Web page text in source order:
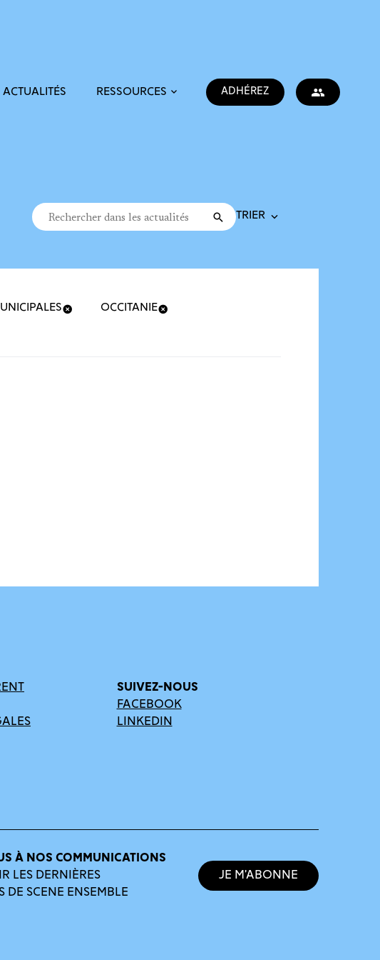
ACTUALITÉS RESSOURCES ADHÉREZ
Recherche
Rechercher dans les actualités Valider
Trier la recherche
OCCITANIE
SUIVEZ-NOUS
FACEBOOK
LINKEDIN
À NOS COMMUNICATIONS
LES DERNIÈRES
DE SCENE ENSEMBLE
Je m’abonne